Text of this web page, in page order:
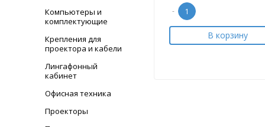
Компьютеры и
комплектующие
Крепления для
проектора и кабели
Лингафонный
кабинет
Офисная техника
Проекторы
-
В корзину